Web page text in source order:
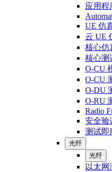
应用程
UE 仿
云 UE
核心仿
核心测
O-CU
O-CU
O-DU
O-RU
Radio
安全验
测试即
光纤
光纤
以太网